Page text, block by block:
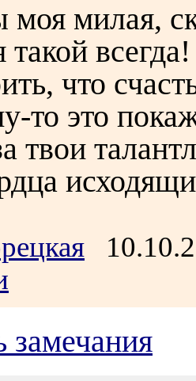
милая,
всегда!
что
то это
твои
замечания